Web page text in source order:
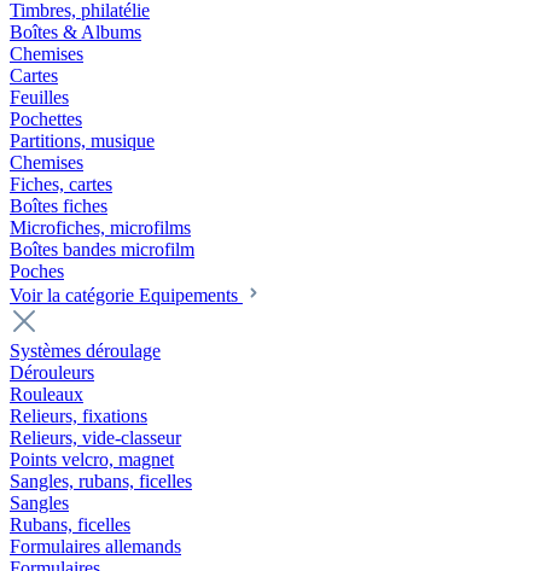
Timbres, philatélie
Boîtes & Albums
Chemises
Cartes
Feuilles
Pochettes
Partitions, musique
Chemises
Fiches, cartes
Boîtes fiches
Microfiches, microfilms
Boîtes bandes microfilm
Poches
Voir la catégorie Equipements
Systèmes déroulage
Dérouleurs
Rouleaux
Relieurs, fixations
Relieurs, vide-classeur
Points velcro, magnet
Sangles, rubans, ficelles
Sangles
Rubans, ficelles
Formulaires allemands